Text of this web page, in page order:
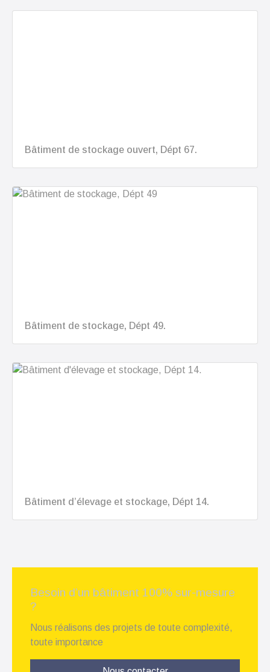
Bâtiment de stockage ouvert, Dépt 67.
Bâtiment de stockage, Dépt 49.
Bâtiment d’élevage et stockage, Dépt 14.
Besoin d’un bâtiment 100% sur-mesure
?
Nous réalisons des projets de toute complexité,
toute importance